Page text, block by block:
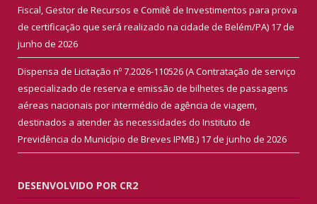
Fiscal, Gestor de Recursos e Comitê de Investimentos para prova
de certificação que será realizado na cidade de Belém/PA) 17 de
junho de 2026
Dispensa de Licitação nº 7.2026-110526 (A Contratação de serviço
especializado de reserva e emissão de bilhetes de passagens
aéreas nacionais por intermédio de agência de viagem,
destinados a atender às necessidades do Instituto de
Previdência do Município de Breves IPMB.) 17 de junho de 2026
DESENVOLVIDO POR CR2